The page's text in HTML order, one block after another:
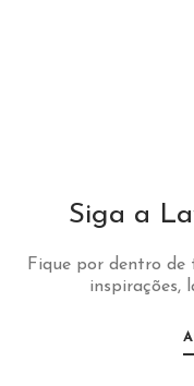
Siga a
Fique por dentro de
inspirações,